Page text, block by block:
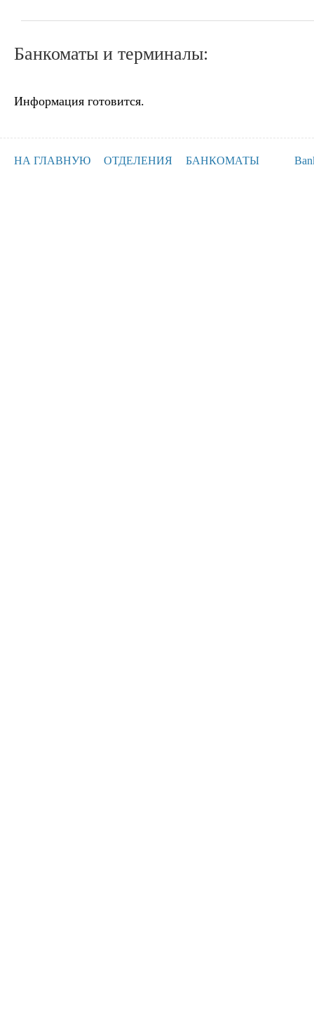
Банкоматы и терминалы:
Информация готовится.
НА ГЛАВНУЮ ОТДЕЛЕНИЯ БАНКОМАТЫ